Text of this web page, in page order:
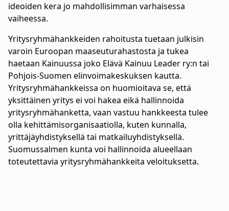
ideoiden kera jo mahdollisimman varhaisessa
vaiheessa.
Yritysryhmähankkeiden rahoitusta tuetaan julkisin
varoin Euroopan maaseuturahastosta ja tukea
haetaan Kainuussa joko Elävä Kainuu Leader ry:n tai
Pohjois-Suomen elinvoimakeskuksen kautta.
Yritysryhmähankkeissa on huomioitava se, että
yksittäinen yritys ei voi hakea eikä hallinnoida
yritysryhmähanketta, vaan vastuu hankkeesta tulee
olla kehittämisorganisaatiolla, kuten kunnalla,
yrittäjäyhdistyksellä tai matkailuyhdistyksellä.
Suomussalmen kunta voi hallinnoida alueellaan
toteutettavia yritysryhmähankkeita veloituksetta.